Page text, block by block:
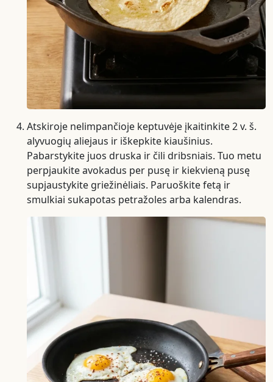
Atskiroje nelimpančioje keptuvėje įkaitinkite 2 v. š.
alyvuogių aliejaus ir iškepkite kiaušinius.
Pabarstykite juos druska ir čili dribsniais. Tuo metu
perpjaukite avokadus per pusę ir kiekvieną pusę
supjaustykite griežinėliais. Paruoškite fetą ir
smulkiai sukapotas petražoles arba kalendras.